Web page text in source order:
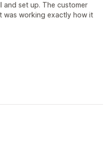
and set up. The customer
was working exactly how it